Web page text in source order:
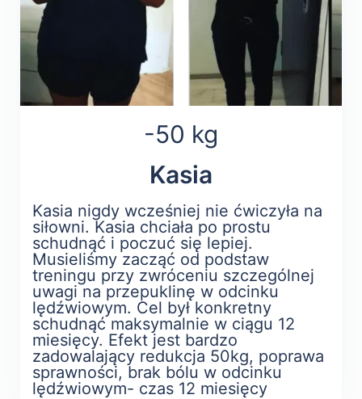
-50 kg
Kasia
Kasia nigdy wcześniej nie ćwiczyła na
siłowni. Kasia chciała po prostu
schudnąć i poczuć się lepiej.
Musieliśmy zacząć od podstaw
treningu przy zwróceniu szczególnej
uwagi na przepuklinę w odcinku
lędźwiowym. Cel był konkretny
schudnąć maksymalnie w ciągu 12
miesięcy. Efekt jest bardzo
zadowalający redukcja 50kg, poprawa
sprawności, brak bólu w odcinku
lędźwiowym- czas 12 miesięcy